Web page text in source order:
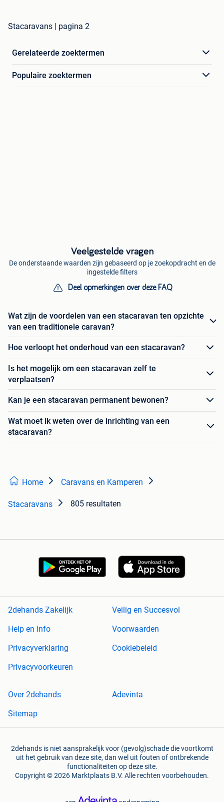
Stacaravans | pagina 2
Gerelateerde zoektermen
Populaire zoektermen
Veelgestelde vragen
De onderstaande waarden zijn gebaseerd op je zoekopdracht en de
ingestelde filters
Deel opmerkingen over deze FAQ
Wat zijn de voordelen van een stacaravan ten opzichte
van een traditionele caravan?
Hoe verloopt het onderhoud van een stacaravan?
Is het mogelijk om een stacaravan zelf te
verplaatsen?
Kan je een stacaravan permanent bewonen?
Wat moet ik weten over de inrichting van een
stacaravan?
Home Caravans en Kamperen
Stacaravans 805 resultaten
2dehands Zakelijk
Veilig en Succesvol
Help en info
Voorwaarden
Privacyverklaring
Cookiebeleid
Privacyvoorkeuren
Over 2dehands
Adevinta
Sitemap
2dehands is niet aansprakelijk voor (gevolg)schade die voortkomt
uit het gebruik van deze site, dan wel uit fouten of ontbrekende
functionaliteiten op deze site.
Copyright © 2026 Marktplaats B.V. Alle rechten voorbehouden.